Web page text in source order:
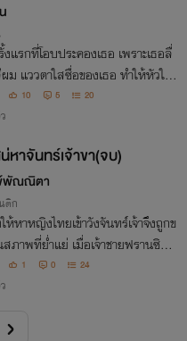
แรกที่โอบประคองเธอ เพราะเธอลื่
ม แววตาใสซื่อของเธอ ทำให้หัวใจผ
จนไม่อาจลืมเธอได้ลง
10 5 20
หาจันทร์เจ้าขา(จบ)
พัณณิตา
ติก
ห้หาหญิงไทยเข้าวังจันทร์เจ้าจึงถูกข
ภาพที่ย่ำแย่ เมื่อเจ้าชายฟรานซิสเจ
จ้าครั้งแรกก็นึกรังเกียจสั่งให้ทหารค
ตัวจันทร์เจ้าออกไปโยนทิ้งในทันที
1 0 24